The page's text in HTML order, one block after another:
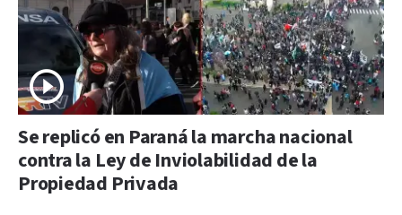
Se replicó en Paraná la marcha nacional
contra la Ley de Inviolabilidad de la
Propiedad Privada